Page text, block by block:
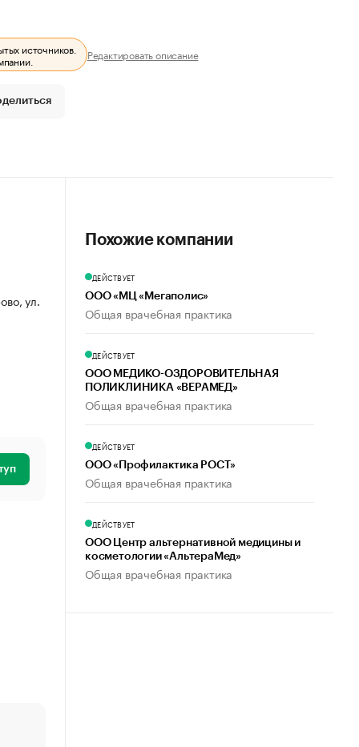
источников. Редактировать описание
ул.
Похожие компании
ДЕЙСТВУЕТ
ООО «МЦ «Мегаполис»
Общая врачебная практика
ДЕЙСТВУЕТ
ООО МЕДИКО-ОЗДОРОВИТЕЛЬНАЯ
ПОЛИКЛИНИКА «ВЕРАМЕД»
Общая врачебная практика
ДЕЙСТВУЕТ
ООО «Профилактика РОСТ»
Общая врачебная практика
ДЕЙСТВУЕТ
ООО Центр альтернативной медицины и
косметологии «АльтераМед»
Общая врачебная практика